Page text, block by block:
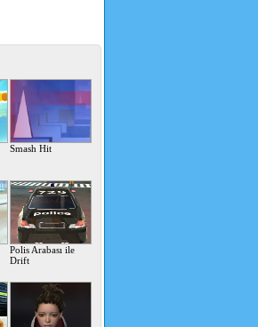
Smash Hit
Polis Arabası ile
Drift